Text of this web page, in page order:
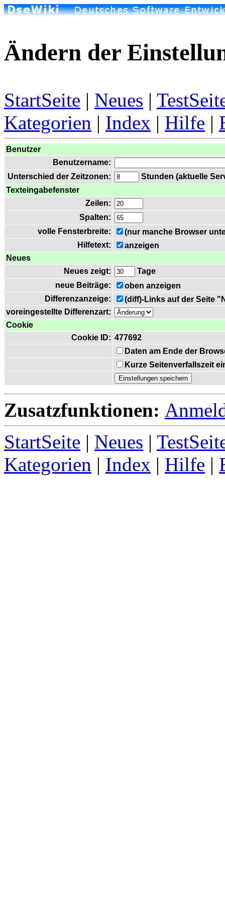
Ändern der
StartSeite | Neues |
Kategorien | Index | Hilfe |
Benutzer
Benutzername:
Unterschied der Zeitzonen:
Stunden (aktuelle
Texteingabefenster
Zeilen:
Spalten:
volle Fensterbreite:
(nur manche Browser
Hilfetext:
anzeigen
Neues
Neues zeigt:
Tage
neue Beiträge:
oben anzeigen
Differenzanzeige:
(diff)-Links auf der Seite
voreingestellte Differenzart:
Cookie
Cookie ID: 477692
Daten am Ende der
Kurze Seitenverfallszeit
Zusatzfunktionen:
StartSeite | Neues |
Kategorien | Index | Hilfe |